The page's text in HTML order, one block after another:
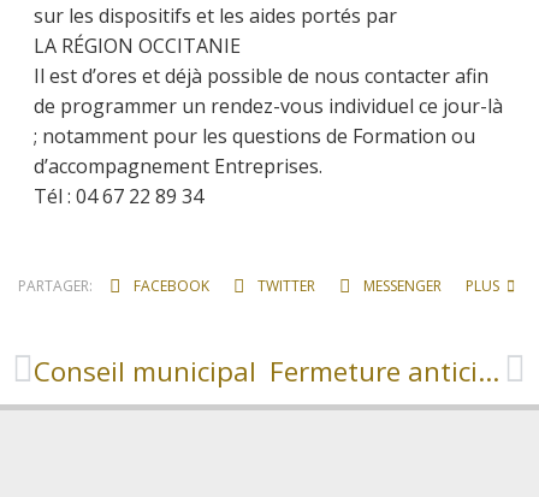
sur les dispositifs et les aides portés par
LA RÉGION OCCITANIE
Il est d’ores et déjà possible de nous contacter afin
de programmer un rendez-vous individuel ce jour-là
; notamment pour les questions de Formation ou
d’accompagnement Entreprises.
Tél : 04 67 22 89 34
PARTAGER: FACEBOOK TWITTER MESSENGER PLUS
Conseil municipal Fermeture anticipée des déchèteries